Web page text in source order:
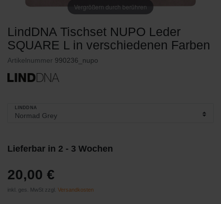
Vergrößern durch berühren
LindDNA Tischset NUPO Leder
SQUARE L in verschiedenen Farben
Artikelnummer 990236_nupo
LINDDNA
Lieferbar in 2 - 3 Wochen
20,00 €
inkl. ges. MwSt zzgl. Versandkosten